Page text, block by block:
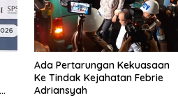
Ada Pertarungan Kekuasaan
Ke Tindak Kejahatan Febrie
Adriansyah